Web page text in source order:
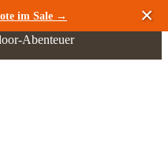
im Sale →
Abenteuer